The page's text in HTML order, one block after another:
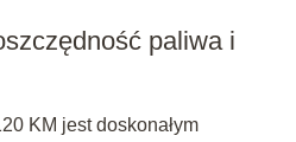
paliwa i
KM jest doskonałym